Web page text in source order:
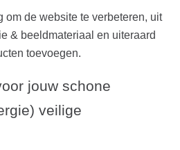
om de website te verbeteren, uit
& beeldmateriaal en uiteraard
toevoegen.
jouw schone
veilige